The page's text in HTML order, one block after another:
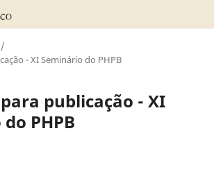
/
- XI Seminário do PHPB
publicação - XI
PHPB